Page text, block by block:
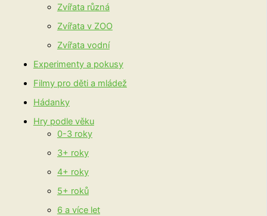
Zvířata různá
Zvířata v ZOO
Zvířata vodní
Experimenty a pokusy
Filmy pro děti a mládež
Hádanky
Hry podle věku
0-3 roky
3+ roky
4+ roky
5+ roků
6 a více let